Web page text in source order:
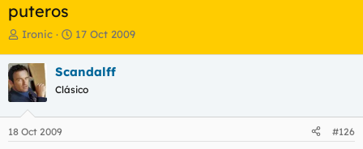
puteros
I
i
c
i
a
d
o
Ironic
F
h
a
e
17 Oct 2009
Scandalff
Clásico
18 Oct 2009 #126